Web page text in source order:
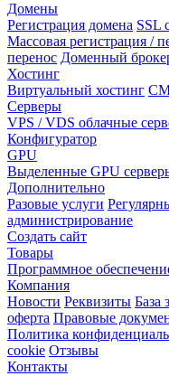
Домены
Регистрация домена SSL
Массовая регистрация /
перенос Доменный
Хостинг
Виртуальный хостинг
Серверы
VPS / VDS облачные
Конфигуратор
GPU
Выделенные GPU
Дополнительно
Разовые услуги
администрирование
Создать сайт
Товары
Программное
Компания
Новости Реквизиты База
оферта Правовые
Политика
cookie Отзывы
Контакты